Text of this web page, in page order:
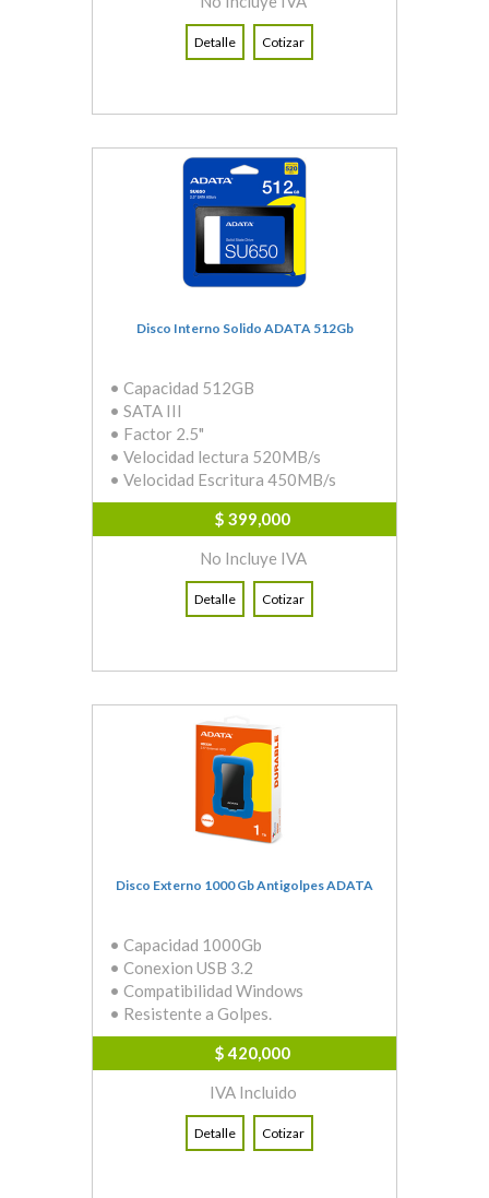
Detalle Cotizar
Disco Interno Solido ADATA 512Gb
• Capacidad 512GB
• SATA III
• Factor 2.5"
• Velocidad lectura 520MB/s
• Velocidad Escritura 450MB/s
$ 399,000
No Incluye IVA
Detalle Cotizar
Disco Externo 1000 Gb Antigolpes ADATA
• Capacidad 1000Gb
• Conexion USB 3.2
• Compatibilidad Windows
• Resistente a Golpes.
$ 420,000
IVA Incluido
Detalle Cotizar